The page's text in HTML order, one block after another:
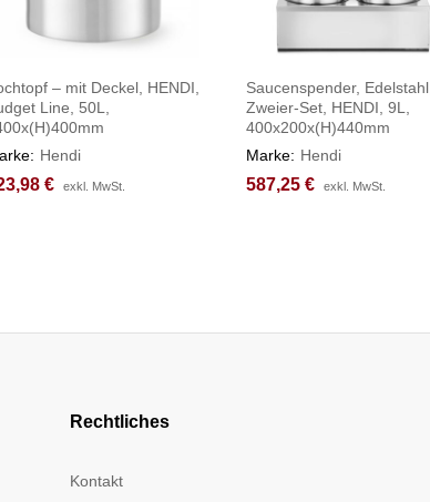
– mit Deckel, HENDI,
Line, 50L,
Hendi
€ exkl. MwSt.
€ exkl. MwSt.
Saucenspender, Edelstahl,
Zweier-Set, HENDI, 9L,
400x200x(H)440mm
Marke: Hendi
587,25 € exkl. MwSt.
587,25 € exkl. MwSt.
Rechtliches
Kontakt